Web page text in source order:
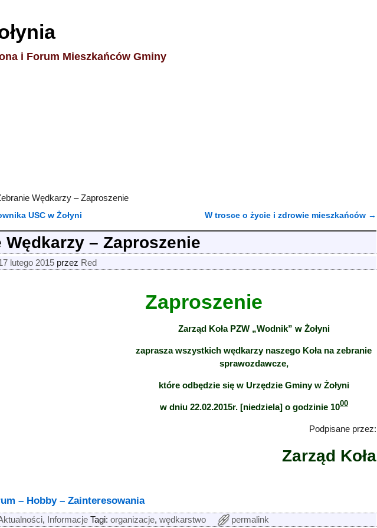
i Forum Mieszkańców Gminy
Wędkarzy – Zaproszenie
USC w Żołyni W trosce o życie i zdrowie mieszkańców →
Wędkarzy – Zaproszenie
lutego 2015 przez Red
Zaproszenie
Zarząd Koła PZW „Wodnik” w Żołyni
zaprasza wszystkich wędkarzy naszego Koła na zebranie
sprawozdawcze,
które odbędzie się w Urzędzie Gminy w Żołyni
w dniu 22.02.2015r. [niedziela] o godzinie 1000
Podpisane przez:
Zarząd Koła
– Hobby – Zainteresowania
, Informacje Tagi:organizacje,wędkarstwo permalink